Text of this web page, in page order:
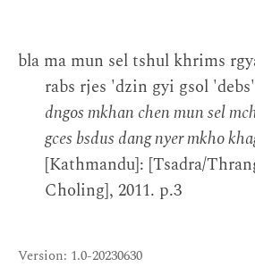
bla ma mun sel tshul khrims
rabs rjes 'dzin gyi gsol
dngos mkhan chen mun sel
gces bsdus dang nyer mkho
[Kathmandu]: [Tsadra/
Choling], 2011. p.3
Version: 1.0-20230630